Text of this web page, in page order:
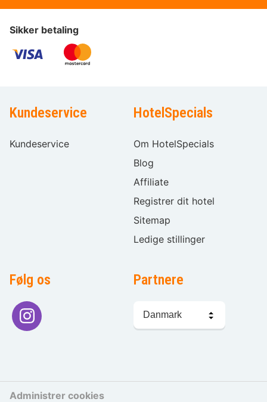
Sikker betaling
Kundeservice
Kundeservice
HotelSpecials
Om HotelSpecials
Blog
Affiliate
Registrer dit hotel
Sitemap
Ledige stillinger
Følg os Partnere
Administrer cookies